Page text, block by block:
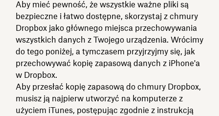
Aby mieć pewność, że wszystkie ważne pliki są
bezpieczne i łatwo dostępne, skorzystaj z chmury
Dropbox jako głównego miejsca przechowywania
wszystkich danych z Twojego urządzenia. Wrócimy
do tego poniżej, a tymczasem przyjrzyjmy się, jak
przechowywać kopię zapasową danych z iPhone'a
w Dropbox.
Aby przesłać kopię zapasową do chmury Dropbox,
musisz ją najpierw utworzyć na komputerze z
użyciem iTunes, postępując zgodnie z instrukcją